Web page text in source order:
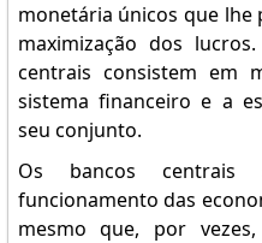
monetária únicos que
maximização dos
centrais consistem em
sistema financeiro e a
seu conjunto.
Os bancos centrais
funcionamento das
mesmo que, por